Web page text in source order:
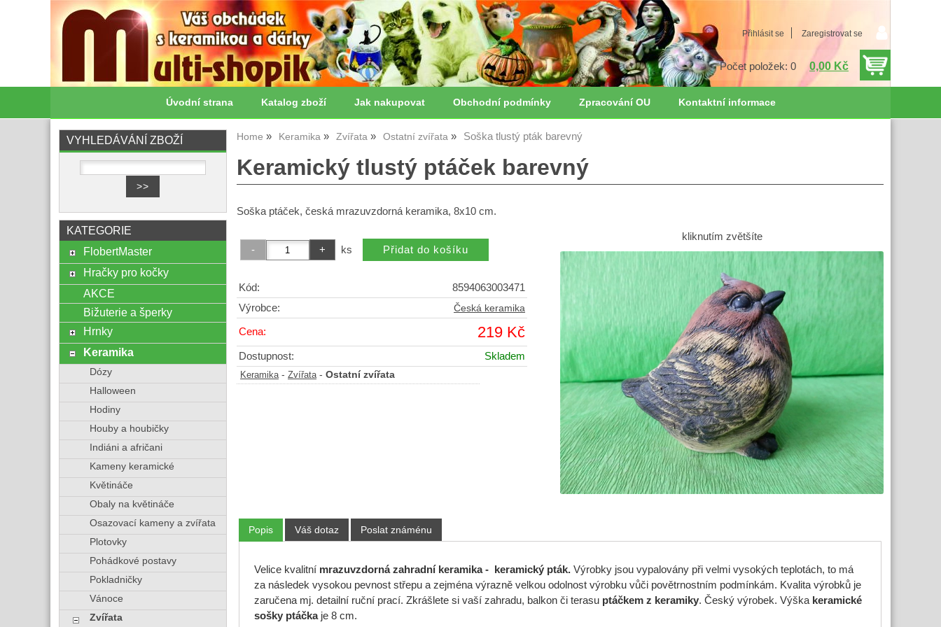
Přihlásit se Zaregistrovat se
Počet položek: 0 0,00 Kč
Úvodní strana Katalog zboží Jak nakupovat Obchodní podmínky Zpracování OU Kontaktní informace
Home Keramika Zvířata Ostatní zvířata Soška tlustý pták barevný
Keramický tlustý ptáček barevný
Soška ptáček, česká mrazuvzdorná keramika, 8x10 cm.
kliknutím zvětšíte
ks
Kód:
8594063003471
Výrobce:
Česká keramika
Cena: 219 Kč
Dostupnost: Skladem
Keramika - Zvířata - Ostatní zvířata
Popis Váš dotaz Poslat známénu
Velice kvalitní mrazuvzdorná zahradní keramika - keramický pták. Výrobky jsou vypalovány při velmi vysokých teplotách, to má
za následek vysokou pevnost střepu a zejména výrazně velkou odolnost výrobku vůči povětrnostním podmínkám. Kvalita výrobků je
zaručena mj. detailní ruční prací. Zkrášlete si vaší zahradu, balkon či terasu ptáčkem z keramiky. Český výrobek. Výškakeramické
sošky ptáčkaje 8 cm.
VYHLEDÁVÁNÍ ZBOŽÍ
KATEGORIE
FlobertMaster
Hračky pro kočky
AKCE
Bižuterie a šperky
Hrnky
Keramika
Dózy
Halloween
Hodiny
Houby a houbičky
Indiáni a afričani
Kameny keramické
Květináče
Obaly na květináče
Osazovací kameny a zvířata
Plotovky
Pohádkové postavy
Pokladničky
Vánoce
Zvířata